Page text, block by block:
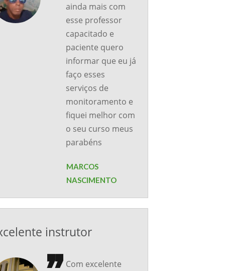
ainda mais com
esse professor
capacitado e
paciente quero
informar que eu já
faço esses
serviços de
monitoramento e
fiquei melhor com
o seu curso meus
parabéns
MARCOS
NASCIMENTO
instrutor
Com excelente